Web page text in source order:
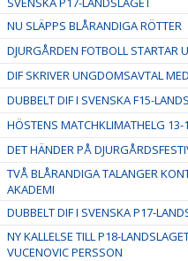
NU SLÄPPS BLÅRANDIGA RÖTTER
DJURGÅRDEN FOTBOLL STARTAR
DIF SKRIVER UNGDOMSAVTAL
DUBBELT DIF I SVENSKA F15-
HÖSTENS MATCHKLIMATHELG 13-
DET HÄNDER PÅ
TVÅ BLÅRANDIGA TALANGER
AKADEMI
DUBBELT DIF I SVENSKA P17-
NY KALLELSE TILL P18-
VUCENOVIC PERSSON